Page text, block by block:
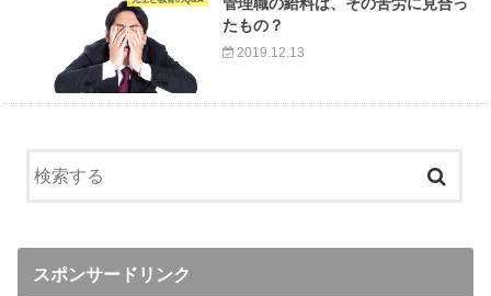
たもの？
2019.12.13
スポンサードリンク